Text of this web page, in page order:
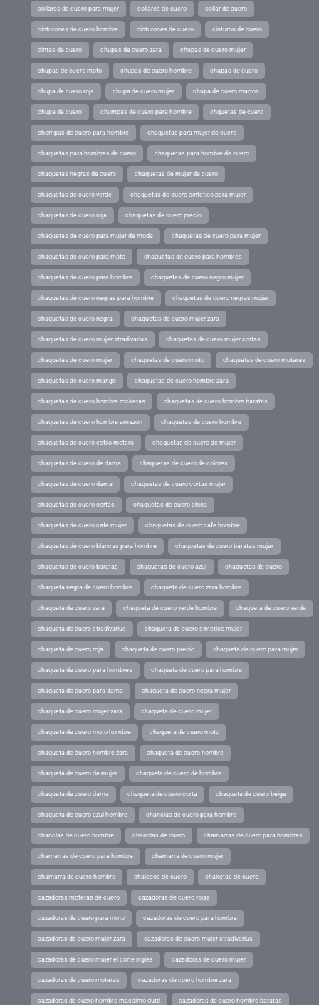
collares de cuero para mujer collares de cuero collar de cuero
cinturones de cuero hombre cinturones de cuero cinturon de cuero
cintas de cuero chupas de cuero zara chupas de cuero mujer
chupas de cuero moto chupas de cuero hombre chupas de cuero
chupa de cuero roja chupa de cuero mujer chupa de cuero marron
chupa de cuero chumpas de cuero para hombre chquetas de cuero
chompas de cuero para hombre chaquetas para mujer de cuero
chaquetas para hombres de cuero chaquetas para hombre de cuero
chaquetas negras de cuero chaquetas de mujer de cuero
chaquetas de cuero verde chaquetas de cuero sintetico para mujer
chaquetas de cuero roja chaquetas de cuero precio
chaquetas de cuero para mujer de moda chaquetas de cuero para mujer
chaquetas de cuero para moto chaquetas de cuero para hombres
chaquetas de cuero para hombre chaquetas de cuero negro mujer
chaquetas de cuero negras para hombre chaquetas de cuero negras mujer
chaquetas de cuero negra chaquetas de cuero mujer zara
chaquetas de cuero mujer stradivarius chaquetas de cuero mujer cortas
chaquetas de cuero mujer chaquetas de cuero moto chaquetas de cuero moteras
chaquetas de cuero mango chaquetas de cuero hombre zara
chaquetas de cuero hombre rockeras chaquetas de cuero hombre baratas
chaquetas de cuero hombre amazon chaquetas de cuero hombre
chaquetas de cuero estilo motero chaquetas de cuero de mujer
chaquetas de cuero de dama chaquetas de cuero de colores
chaquetas de cuero dama chaquetas de cuero cortas mujer
chaquetas de cuero cortas chaquetas de cuero chica
chaquetas de cuero cafe mujer chaquetas de cuero cafe hombre
chaquetas de cuero blancas para hombre chaquetas de cuero baratas mujer
chaquetas de cuero baratas chaquetas de cuero azul chaquetas de cuero
chaqueta negra de cuero hombre chaqueta de cuero zara hombre
chaqueta de cuero zara chaqueta de cuero verde hombre chaqueta de cuero verde
chaqueta de cuero stradivarius chaqueta de cuero sintetico mujer
chaqueta de cuero roja chaqueta de cuero precio chaqueta de cuero para mujer
chaqueta de cuero para hombres chaqueta de cuero para hombre
chaqueta de cuero para dama chaqueta de cuero negra mujer
chaqueta de cuero mujer zara chaqueta de cuero mujer
chaqueta de cuero moto hombre chaqueta de cuero moto
chaqueta de cuero hombre zara chaqueta de cuero hombre
chaqueta de cuero de mujer chaqueta de cuero de hombre
chaqueta de cuero dama chaqueta de cuero corta chaqueta de cuero beige
chaqueta de cuero azul hombre chanclas de cuero para hombre
chanclas de cuero hombre chanclas de cuero chamarras de cuero para hombres
chamarras de cuero para hombre chamarra de cuero mujer
chamarra de cuero hombre chalecos de cuero chaketas de cuero
cazadoras moteras de cuero cazadoras de cuero rojas
cazadoras de cuero para moto cazadoras de cuero para hombre
cazadoras de cuero mujer zara cazadoras de cuero mujer stradivarius
cazadoras de cuero mujer el corte ingles cazadoras de cuero mujer
cazadoras de cuero moteras cazadoras de cuero hombre zara
cazadoras de cuero hombre massimo dutti cazadoras de cuero hombre baratas